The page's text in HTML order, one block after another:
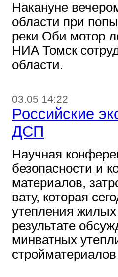
Накануне
области при
реки Оби мотор
НИА Томск
области.
03.05 14:22
Российские
ДСП
Научная
безопасности и
материалов,
вату, которая
утепления
результате
минватных